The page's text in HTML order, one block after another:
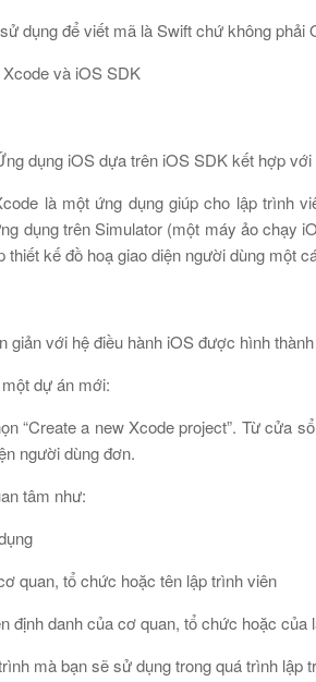
dụng để viết mã là Swift chứ không phải
và iOS SDK
dụng iOS dựa trên iOS SDK kết hợp
là một ứng dụng giúp cho lập trình
dụng trên Simulator (một máy ảo chạy
kế đồ hoạ giao diện người dùng một
giản với hệ điều hành iOS được hình
dự án mới:
“Create a new Xcode project”. Từ cửa
người dùng đơn.
tâm như:
quan, tổ chức hoặc tên lập trình viên
định danh của cơ quan, tổ chức hoặc của
mà bạn sẽ sử dụng trong quá trình lập